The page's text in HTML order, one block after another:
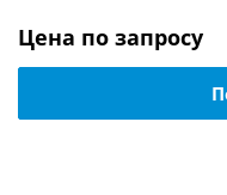
Цена по запросу